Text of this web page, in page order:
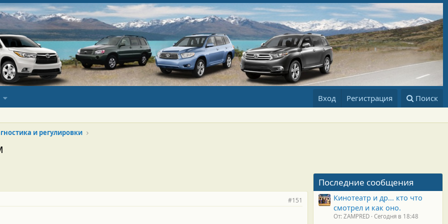
Вход Регистрация Поиск
и регулировки
#151
Последние сообщения
Кинотеатр и др... кто что
смотрел и как оно.
От: ZAMPRED Сегодня в 18:48